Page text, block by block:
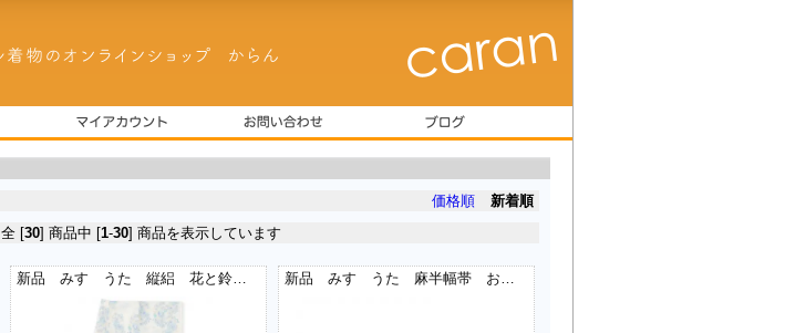
価格順
新着順
全 [30] 商品中 [1-30] 商品を表示しています
新品 みすゞうた 縦絽 花と鈴 薄黄 新品 みすゞうた 麻半幅帯 お日さん、雨さん